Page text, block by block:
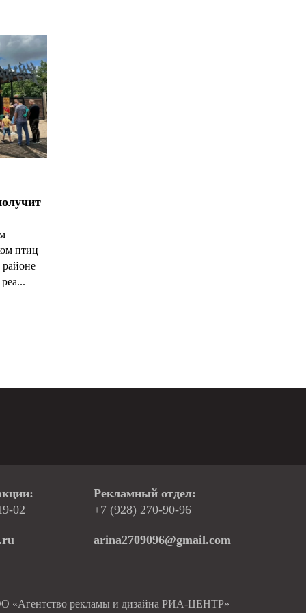
птиц
02
Рекламный отдел:
+7 (928) 270-90-96
arina2709096@gmail.com
«Агентство рекламы и дизайна РИА-ЦЕНТР»